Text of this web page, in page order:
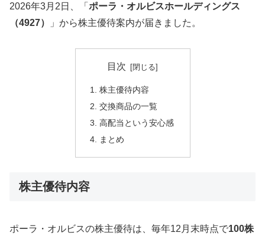
2026年3月2日、「 ポーラ・オルビスホールディングス
（4927）
」から株主優待案内が届きました。
目次
株主優待内容
交換商品の一覧
高配当という安心感
まとめ
株主優待内容
ポーラ・オルビスの株主優待は、毎年12月末時点で100株